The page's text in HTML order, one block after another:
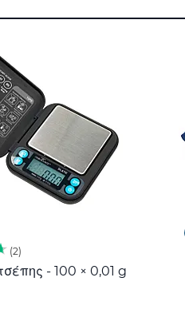
2
- 100 × 0,01 g